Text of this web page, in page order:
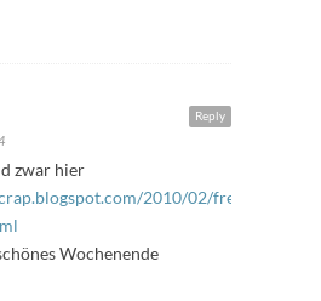
Reply
zwar hier
2010/02/freitags-
Wochenende